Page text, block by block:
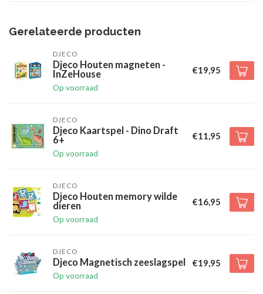
Gerelateerde producten
DJECO
Djeco Houten magneten -
InZeHouse
Op voorraad
€19,95
DJECO
Djeco Kaartspel - Dino Draft
6+
Op voorraad
€11,95
DJECO
Djeco Houten memory wilde
dieren
Op voorraad
€16,95
DJECO
Djeco Magnetisch zeeslagspel
Op voorraad
€19,95